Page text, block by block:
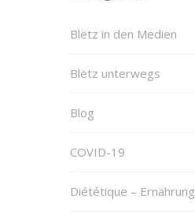
Blëtz in den Medien
Blëtz unterwegs
Blog
COVID-19
Diététique – Ernährung